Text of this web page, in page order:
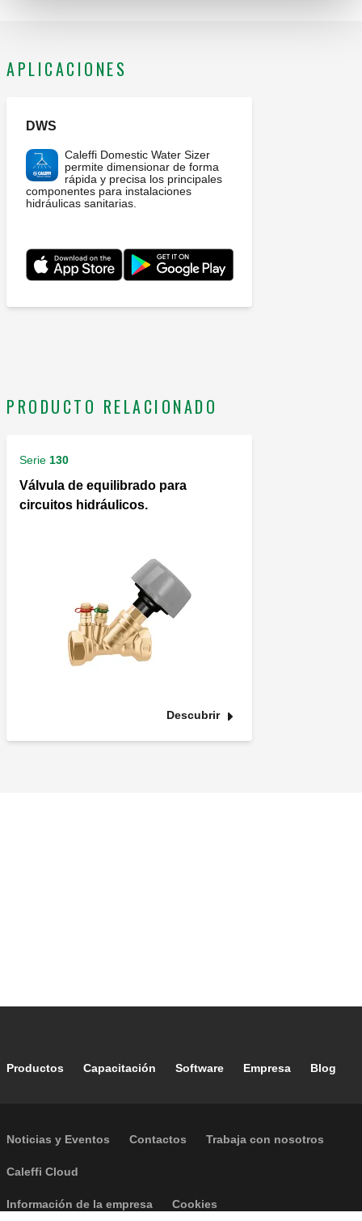
APLICACIONES
DWS
Caleffi Domestic Water Sizer
permite dimensionar de forma
rápida y precisa los principales
componentes para instalaciones
hidráulicas sanitarias.
PRODUCTO RELACIONADO
Serie 130
Válvula de equilibrado para
circuitos hidráulicos.
Descubrir
Footer main navigation
Productos Capacitación Software Empresa Blog
Footer secondary navigation
Noticias y Eventos Contactos Trabaja con nosotros
Caleffi Cloud
Footer menu
Información de la empresa Cookies